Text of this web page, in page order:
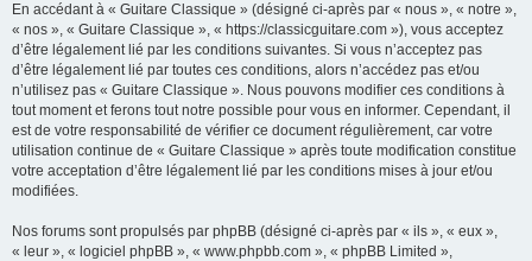
En accédant à « Guitare Classique » (désigné ci-après par « nous », « notre »,
« nos », « Guitare Classique », « https://classicguitare.com »), vous acceptez
d’être légalement lié par les conditions suivantes. Si vous n’acceptez pas
d’être légalement lié par toutes ces conditions, alors n’accédez pas et/ou
n’utilisez pas « Guitare Classique ». Nous pouvons modifier ces conditions à
tout moment et ferons tout notre possible pour vous en informer. Cependant, il
est de votre responsabilité de vérifier ce document régulièrement, car votre
utilisation continue de « Guitare Classique » après toute modification constitue
votre acceptation d’être légalement lié par les conditions mises à jour et/ou
modifiées.
Nos forums sont propulsés par phpBB (désigné ci-après par « ils », « eux »,
« leur », « logiciel phpBB », « www.phpbb.com », « phpBB Limited »,